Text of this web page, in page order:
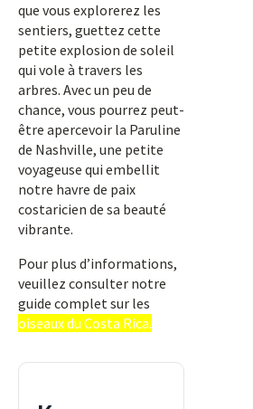
que vous explorerez les
sentiers, guettez cette
petite explosion de soleil
qui vole à travers les
arbres. Avec un peu de
chance, vous pourrez peut-
être apercevoir la Paruline
de Nashville, une petite
voyageuse qui embellit
notre havre de paix
costaricien de sa beauté
vibrante.
Pour plus d’informations,
veuillez consulter notre
guide complet sur les
oiseaux du Costa Rica.